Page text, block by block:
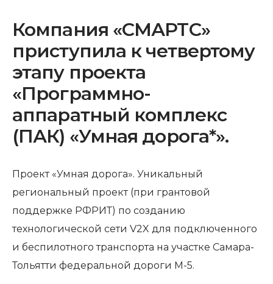
Компания «СМАРТС»
приступила к четвертому
этапу проекта
«Программно-
аппаратный комплекс
(ПАК) «Умная дорога*».
Проект «Умная дорога». Уникальный
региональный проект (при грантовой
поддержке РФРИТ) по созданию
технологической сети V2X для подключенного
и беспилотного транспорта на участке Самара-
Тольятти федеральной дороги М-5.